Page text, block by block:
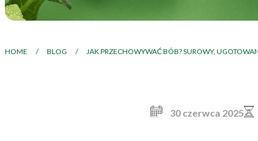
HOME / BLOG / JAK PRZECHOWYWAĆ BÓB? SUROWY,
30 czerwca 2025